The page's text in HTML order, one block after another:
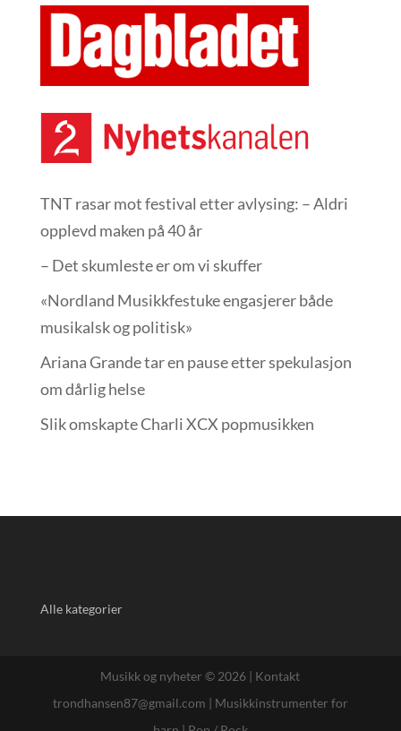
TNT rasar mot festival etter avlysing: – Aldri
opplevd maken på 40 år
– Det skumleste er om vi skuffer
«Nordland Musikkfest­uke engasjerer både
musikalsk og politisk»
Ariana Grande tar en pause etter spekulasjon
om dårlig helse
Slik omskapte Charli XCX popmusikken
Alle kategorier
Musikk og nyheter © 2026 | Kontakt
trondhansen87@gmail.com | Musikkinstrumenter for